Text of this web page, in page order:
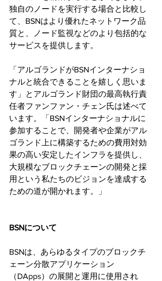
独自のノードを実行する場合と比較し
て、BSNはより優れたネットワーク品
質と、ノード監視などのより包括的な
サービスを提供します。
「アルゴランドがBSNインターナショ
ナルと統合できることを嬉しく思いま
す」とアルゴランド財団の最高執行責
任者ファンファン・チェン氏は述べて
います。「BSNインターナショナルに
参加することで、開発者や企業がアル
ゴランド上に構築するための費用対効
果の高い安定したインフラを提供し、
大規模なブロックチェーンの開発と採
用という私たちのビジョンを達成する
ための道が開かれます。」
BSNについて
BSNは、あらゆるタイプのブロックチ
ェーン分散アプリケーション
（DApps）の展開と運用に使用され